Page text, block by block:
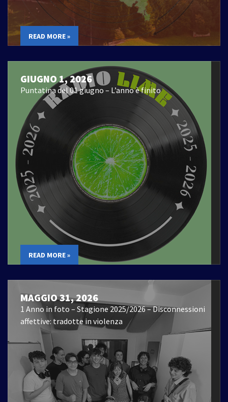
READ MORE »
GIUGNO 1, 2026
Puntatina del 01 giugno – L’anno è finito
READ MORE »
MAGGIO 31, 2026
1 Anno in foto – Stagione 2025/2026 – Disconnessioni
affettive: tradotte in violenza